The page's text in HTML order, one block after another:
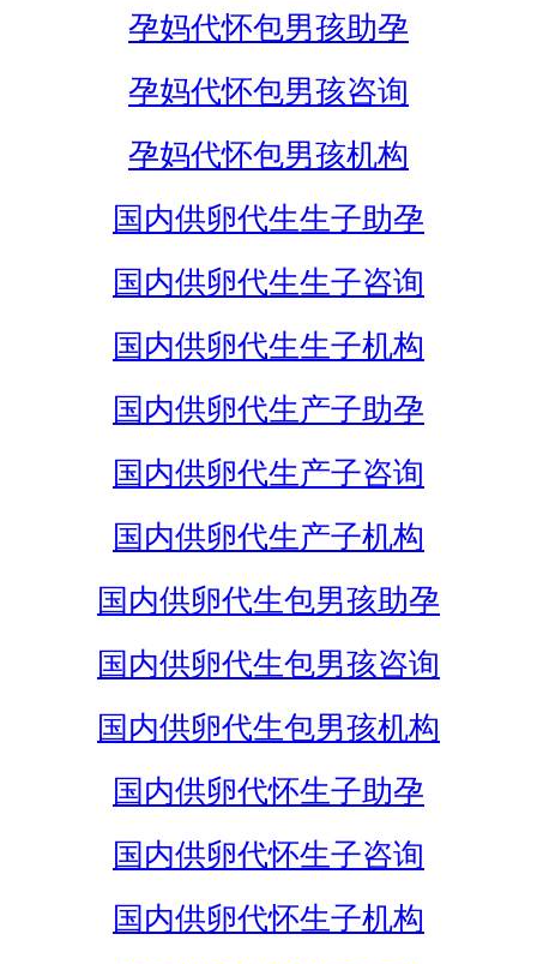
孕妈代怀包男孩助孕
孕妈代怀包男孩咨询
孕妈代怀包男孩机构
国内供卵代生生子助孕
国内供卵代生生子咨询
国内供卵代生生子机构
国内供卵代生产子助孕
国内供卵代生产子咨询
国内供卵代生产子机构
国内供卵代生包男孩助孕
国内供卵代生包男孩咨询
国内供卵代生包男孩机构
国内供卵代怀生子助孕
国内供卵代怀生子咨询
国内供卵代怀生子机构